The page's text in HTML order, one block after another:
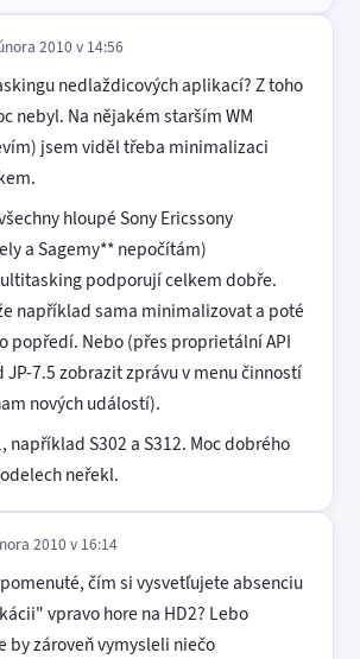
2010 v 14:56
nedlaždicových aplikací? Z toho
nebyl. Na nějakém starším WM
jsem viděl třeba minimalizaci
hloupé Sony Ericssony
a Sagemy** nepočítám)
podporují celkem dobře.
například sama minimalizovat a poté
popředí. Nebo (přes proprietální API
JP-7.5 zobrazit zprávu v menu činností
nových událostí).
například S302 a S312. Moc dobrého
neřekl.
2010 v 16:14
čím si vysvetľujete absenciu
vpravo hore na HD2? Lebo
by zároveň vymysleli niečo